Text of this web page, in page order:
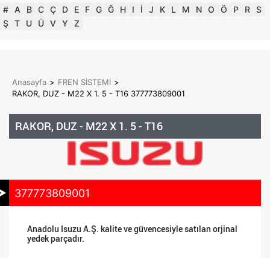
# A B C Ç D E F G Ğ H I İ J K L M N O Ö P R S
Ş T U Ü V Y Z
Anasayfa > FREN SİSTEMİ >
RAKOR, DUZ - M22 X 1. 5 - T16 377773809001
RAKOR, DUZ - M22 X 1. 5 - T16
377773809001
Anadolu Isuzu A.Ş. kalite ve güvencesiyle satılan orjinal
yedek parçadır.